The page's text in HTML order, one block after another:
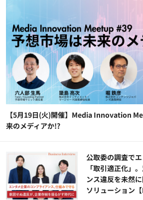
【5月19日(火)開催】Media Innovation
来のメディアか!?
公​​取委の調査で
「取引適正化」
ンス違反を未然
ソリューション​【